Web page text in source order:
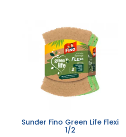
Sunđer Fino Green Life Flexi
1/2